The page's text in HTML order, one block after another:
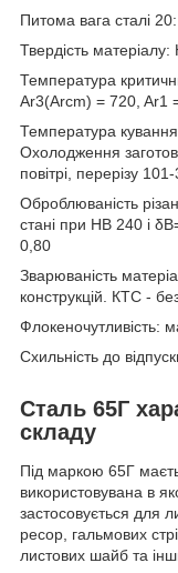
Питома вага сталі 20:
Твердість матеріалу:
Температура
Ar3(Arcm) = 720, Ar1
Температура
Охолодження
повітрі, перерізу
Оброблюваність
стані при НВ 240 і δB
0,80
Зварюваність
конструкцій. КТС -
Флокеночутливість:
Схильність до
Сталь 65Г
складу
Під маркою 65Г
використовувана в
застосовується для
ресор, гальмових
листових шайб та